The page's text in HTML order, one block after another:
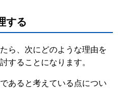
する
ら、次にどのような理由を
することになります。
あると考えている点につい